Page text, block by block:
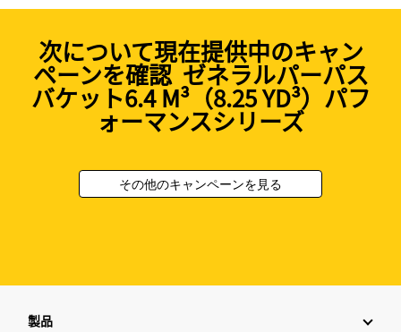
次について現在提供中のキャン
ペーンを確認 ゼネラルパーパス
バケット6.4 M³（8.25 YD³）パフ
ォーマンスシリーズ
その他のキャンペーンを見る
製品